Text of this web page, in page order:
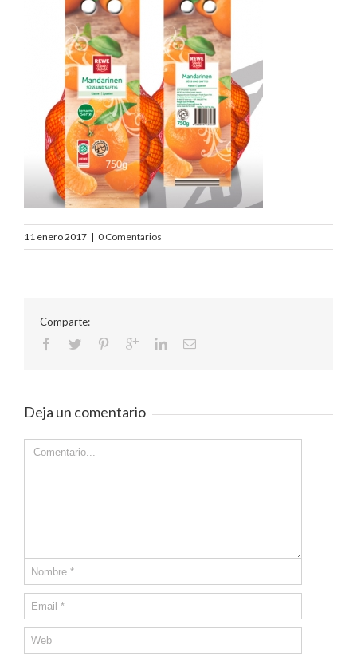
11 enero 2017 | 0 Comentarios
Comparte:
Deja un comentario